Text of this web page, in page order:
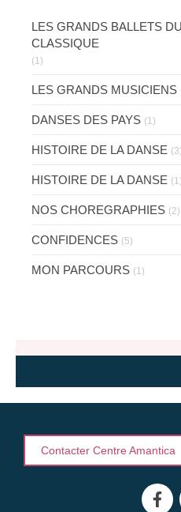
LES GRANDS BALLETS
CLASSIQUE
(1)
LES GRANDS MUSICIENS
DANSES DES PAYS (1)
HISTOIRE DE LA DANSE (3)
HISTOIRE DE LA DANSE (1)
NOS CHOREGRAPHIES (2)
CONFIDENCES (5)
MON PARCOURS (1)
Contacter Centre Amantica